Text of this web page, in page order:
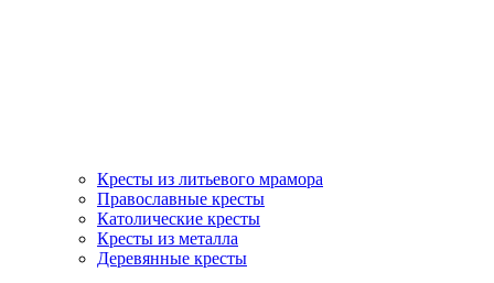
Кресты из литьевого мрамора
Православные кресты
Католические кресты
Кресты из металла
Деревянные кресты